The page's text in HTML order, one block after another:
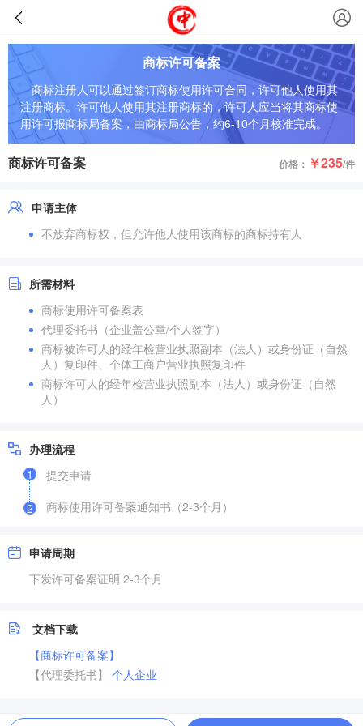
商标许可备案
商标注册人可以通过签订商标使用许可合同，许可他人使用其
注册商标。许可他人使用其注册商标的，许可人应当将其商标使
用许可报商标局备案，由商标局公告，约6-10个月核准完成。
商标许可备案 价格： ￥235/件
申请主体
不放弃商标权，但允许他人使用该商标的商标持有人
所需材料
商标使用许可备案表
代理委托书（企业盖公章/个人签字）
商标被许可人的经年检营业执照副本（法人）或身份证（自然
人）复印件、个体工商户营业执照复印件
商标许可人的经年检营业执照副本（法人）或身份证（自然
人）
办理流程
1
提交申请
2 商标使用许可备案通知书（2-3个月）
申请周期
下发许可备案证明 2-3个月
文档下载
【商标许可备案】
【代理委托书】 个人企业